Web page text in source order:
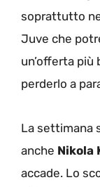
soprattutto
Juve che
un’offerta più
perderlo a
La settimana
anche Nikola
accade. Lo